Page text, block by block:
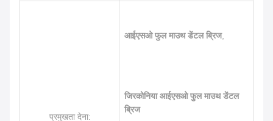
प्रमुखता देना:
आईएसओ फुल माउथ डेंटल ब्रिज,
जिरकोनिया आईएसओ फुल माउथ डेंटल
ब्रिज